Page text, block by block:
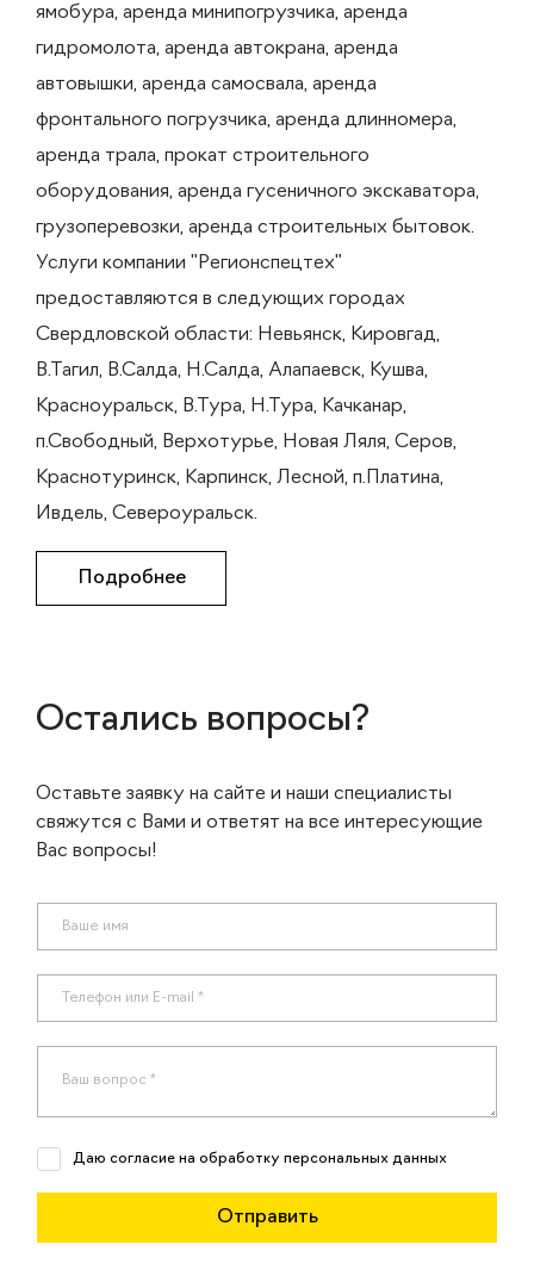
ямобура, аренда минипогрузчика, аренда
гидромолота, аренда автокрана, аренда
автовышки, аренда самосвала, аренда
фронтального погрузчика, аренда длинномера,
аренда трала, прокат строительного
оборудования, аренда гусеничного экскаватора,
грузоперевозки, аренда строительных бытовок.
Услуги компании "Регионспецтех"
предоставляются в следующих городах
Свердловской области: Невьянск, Кировгад,
В.Тагил, В.Салда, Н.Салда, Алапаевск, Кушва,
Красноуральск, В.Тура, Н.Тура, Качканар,
п.Свободный, Верхотурье, Новая Ляля, Серов,
Краснотуринск, Карпинск, Лесной, п.Платина,
Ивдель, Североуральск.
Подробнее
Остались вопросы?
Оставьте заявку на сайте и наши специалисты
свяжутся с Вами и ответят на все интересующие
Вас вопросы!
Даю согласие на обработку персональных данных